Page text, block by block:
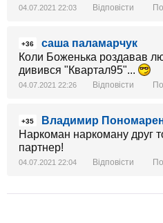
04.07.2021 22:03 Відповісти
+36
саша паламарчук
Коли Боженька роздавав
дивився "Квартал95"...
04.07.2021 22:26 Відповісти
+35
Владимир
Наркоман наркоману друг
партнер!
04.07.2021 22:04 Відповісти